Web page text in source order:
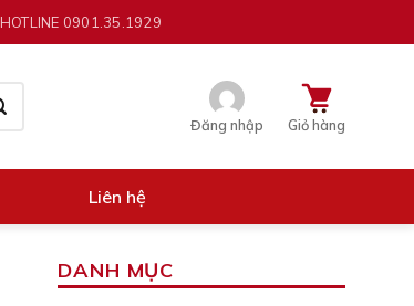
HOTLINE 0901.35.1929
Đăng nhập Giỏ hàng
Liên hệ
DANH MỤC